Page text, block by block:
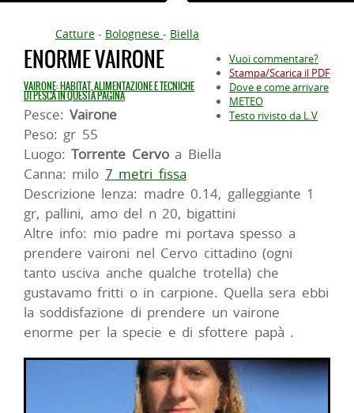
Catture - Bolognese - Biella
Vuoi commentare?
Stampa/Scarica il PDF
Dove e come arrivare
METEO
Testo rivisto da L.V
ENORME VAIRONE
VAIRONE: HABITAT, ALIMENTAZIONE E TECNICHE
DI PESCA IN QUESTA PAGINA
Pesce:Vairone
Peso: gr 55
Luogo:Torrente Cervoa Biella
Canna: milo 7 metri fissa
Descrizione lenza: madre 0.14, galleggiante 1
gr, pallini, amo del n 20, bigattini
Altre info: mio padre mi portava spesso a
prendere vaironi nel Cervo cittadino (ogni
tanto usciva anche qualche trotella) che
gustavamo fritti o in carpione. Quella sera ebbi
la soddisfazione di prendere un vairone
enorme per la specie e di sfottere papà .